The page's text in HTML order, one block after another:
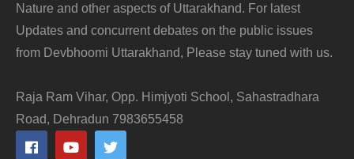
Nature and other aspects of Uttarakhand. For latest
Updates and concurrent debates on the public issues
from Devbhoomi Uttarakhand, Please stay tuned with us.
Raja Ram Vihar, Opp. Himjyoti School, Sahastradhara
Road, Dehradun 7983655458